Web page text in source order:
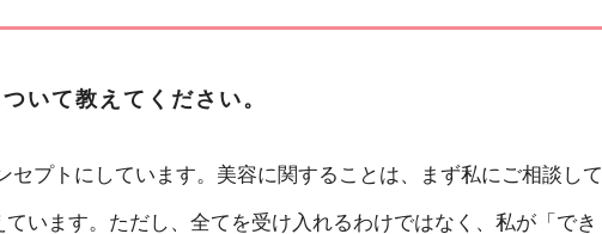
いて教えてください。
セプトにしています。美容に関することは、まず私にご相談して
います。ただし、全てを受け入れるわけではなく、私が「でき